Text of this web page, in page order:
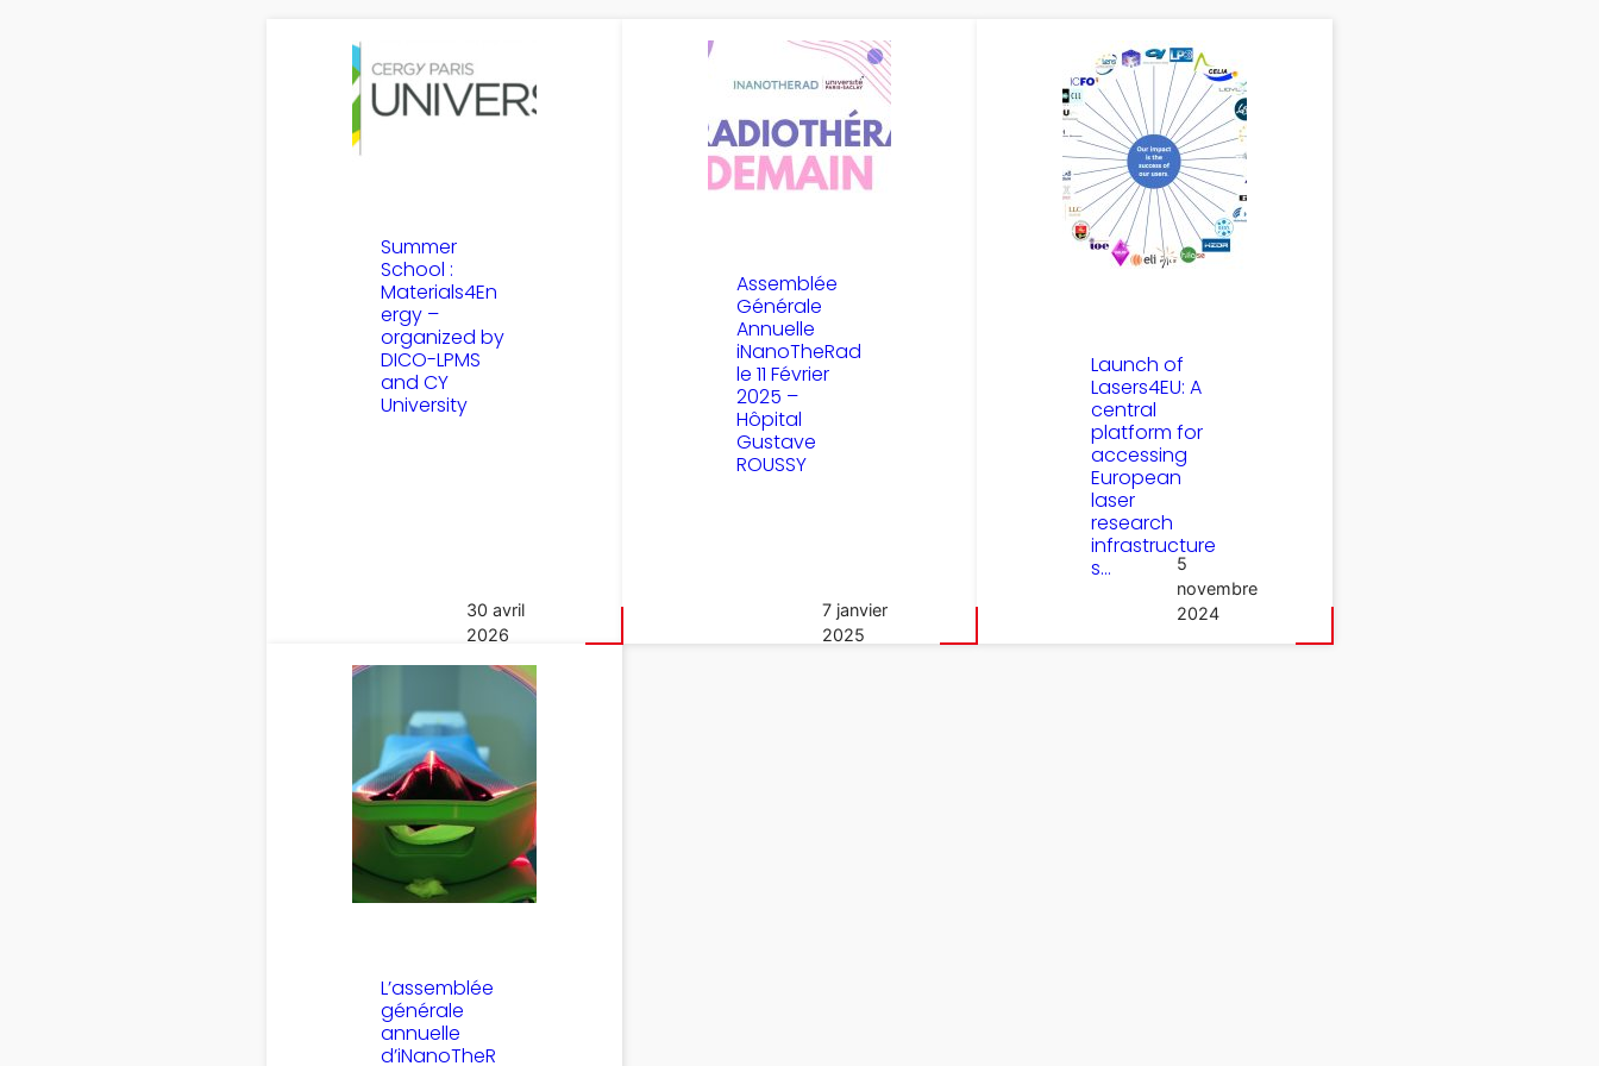
Summer
School :
Materials4En
ergy –
organized by
DICO-LPMS
and CY
University
30 avril
2026
Assemblée
Générale
Annuelle
iNanoTheRad
le 11 Février
2025 –
Hôpital
Gustave
ROUSSY
7 janvier
2025
Launch of
Lasers4EU: A
central
platform for
accessing
European
laser
research
infrastructure
s…
5
novembre
2024
L’assemblée
générale
annuelle
d’iNanoTheR